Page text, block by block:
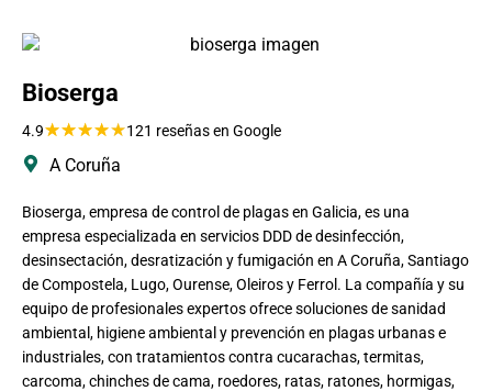
Bioserga
4.9★★★★★121 reseñas en Google
A Coruña
Bioserga, empresa de control de plagas en Galicia, es una
empresa especializada en servicios DDD de desinfección,
desinsectación, desratización y fumigación en A Coruña, Santiago
de Compostela, Lugo, Ourense, Oleiros y Ferrol. La compañía y su
equipo de profesionales expertos ofrece soluciones de sanidad
ambiental, higiene ambiental y prevención en plagas urbanas e
industriales, con tratamientos contra cucarachas, termitas,
carcoma, chinches de cama, roedores, ratas, ratones, hormigas,